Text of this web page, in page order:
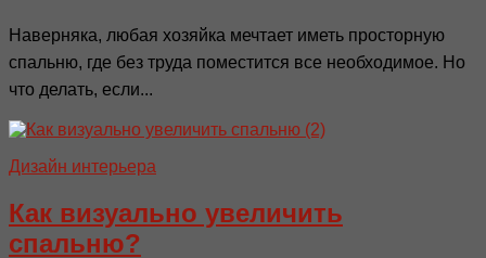
Наверняка, любая хозяйка мечтает иметь просторную
спальню, где без труда поместится все необходимое. Но
что делать, если...
Дизайн интерьера
Как визуально увеличить
спальню?